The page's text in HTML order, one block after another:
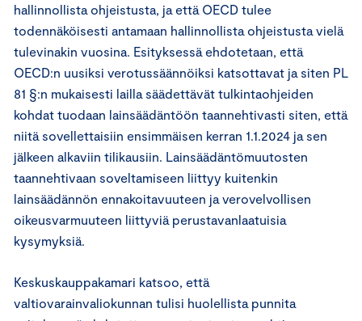
hallinnollista ohjeistusta, ja että OECD tulee
todennäköisesti antamaan hallinnollista ohjeistusta vielä
tulevinakin vuosina. Esityksessä ehdotetaan, että
OECD:n uusiksi verotussäännöiksi katsottavat ja siten PL
81 §:n mukaisesti lailla säädettävät tulkintaohjeiden
kohdat tuodaan lainsäädäntöön taannehtivasti siten, että
niitä sovellettaisiin ensimmäisen kerran 1.1.2024 ja sen
jälkeen alkaviin tilikausiin. Lainsäädäntömuutosten
taannehtivaan soveltamiseen liittyy kuitenkin
lainsäädännön ennakoitavuuteen ja verovelvollisen
oikeusvarmuuteen liittyviä perustavanlaatuisia
kysymyksiä.
Keskuskauppakamari katsoo, että
valtiovarainvaliokunnan tulisi huolellista punnita